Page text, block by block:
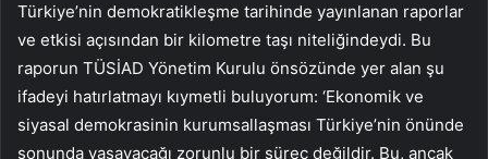
Türkiye’nin demokratikleşme tarihinde yayınlanan raporlar
ve etkisi açısından bir kilometre taşı niteliğindeydi. Bu
raporun TÜSİAD Yönetim Kurulu önsözünde yer alan şu
ifadeyi hatırlatmayı kıymetli buluyorum: ‘Ekonomik ve
siyasal demokrasinin kurumsallaşması Türkiye’nin önünde
sonunda yaşayacağı zorunlu bir süreç değildir. Bu, ancak